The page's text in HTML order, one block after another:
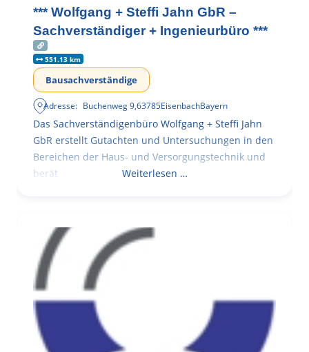
*** Wolfgang + Steffi Jahn GbR –
Sachverständiger + Ingenieurbüro ***
551.13 km
Bausachverständige
Adresse: Buchenweg 9,63785EisenbachBayern
Das Sachverständigenbüro Wolfgang + Steffi Jahn
GbR erstellt Gutachten und Untersuchungen in den
Bereichen der Haus- und Versorgungstechnik und
berät
Weiterlesen …